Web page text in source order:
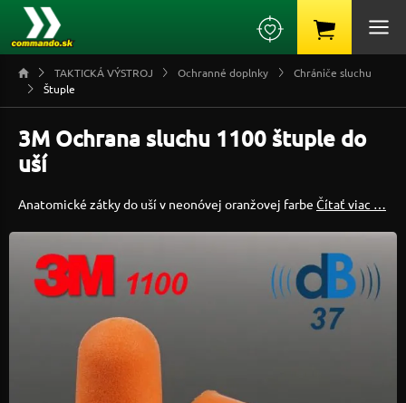
TAKTICKÁ VÝSTROJ Ochranné doplnky
Chrániče sluchu
Štuple
3M Ochrana sluchu 1100 štuple do
uší
Anatomické zátky do uší v neonóvej oranžovej farbe Čítať viac …